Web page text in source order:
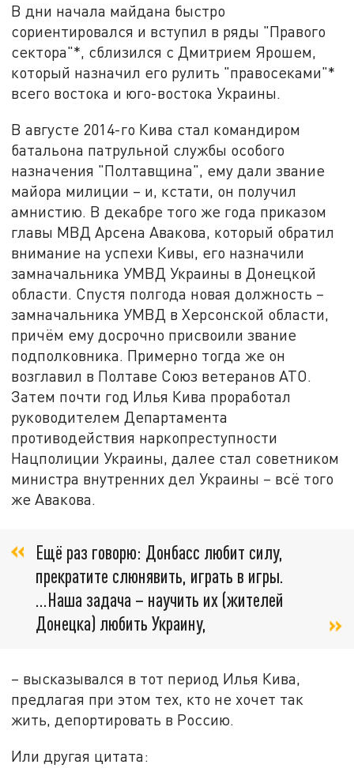
В дни начала майдана быстро
сориентировался и вступил в ряды "Правого
сектора"*, сблизился с Дмитрием Ярошем,
который назначил его рулить "правосеками"*
всего востока и юго-востока Украины.
В августе 2014-го Кива стал командиром
батальона патрульной службы особого
назначения "Полтавщина", ему дали звание
майора милиции – и, кстати, он получил
амнистию. В декабре того же года приказом
главы МВД Арсена Авакова, который обратил
внимание на успехи Кивы, его назначили
замначальника УМВД Украины в Донецкой
области. Спустя полгода новая должность –
замначальника УМВД в Херсонской области,
причём ему досрочно присвоили звание
подполковника. Примерно тогда же он
возглавил в Полтаве Союз ветеранов АТО.
Затем почти год Илья Кива проработал
руководителем Департамента
противодействия наркопреступности
Нацполиции Украины, далее стал советником
министра внутренних дел Украины – всё того
же Авакова.
Ещё раз говорю: Донбасс любит силу,
прекратите слюнявить, играть в игры.
...Наша задача – научить их (жителей
Донецка) любить Украину,
– высказывался в тот период Илья Кива,
предлагая при этом тех, кто не хочет так
жить, депортировать в Россию.
Или другая цитата: